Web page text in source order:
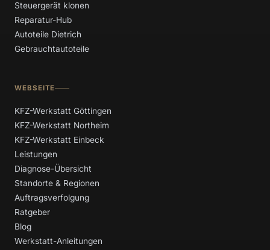
Steuergerät klonen
Reparatur-Hub
Autoteile Dietrich
Gebrauchtautoteile
WEBSEITE
KFZ-Werkstatt Göttingen
KFZ-Werkstatt Northeim
KFZ-Werkstatt Einbeck
Leistungen
Diagnose-Übersicht
Standorte & Regionen
Auftragsverfolgung
Ratgeber
Blog
Werkstatt-Anleitungen